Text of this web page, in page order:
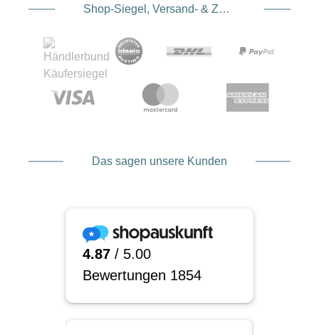
Shop-Siegel, Versand- & Zahlungsdienstleister
Das sagen unsere Kunden